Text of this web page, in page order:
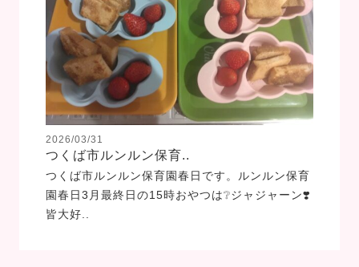
2026/03/31
つくば市ルンルン保育..
つくば市ルンルン保育園春日です。ルンルン保育
園春日3月最終日の15時おやつは❔ジャジャーン❣️
皆大好..